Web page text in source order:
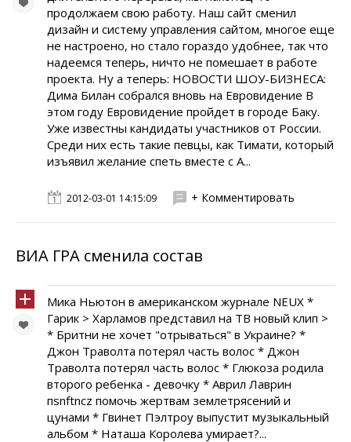
продолжаем свою работу. Наш сайт сменил
дизайн и систему управления сайтом, многое еще
не настроено, но стало гораздо удобнее, так что
надеемся теперь, ничто не помешает в работе
проекта. Ну а теперь: НОВОСТИ ШОУ-БИЗНЕСА:
Дима Билан собрался вновь на Евровидение В
этом году Евровидение пройдет в городе Баку.
Уже известны кандидаты участников от России.
Среди них есть такие певцы, как Тимати, который
изъявил желание спеть вместе с А...
2012-03-01 14:15:09 + Комментировать
ВИА ГРА сменила состав
Мика Ньютон в американском журнале NEUX *
Гарик > Харламов представил на ТВ новый клип >
* Бритни не хочет "отрываться" в Украине? *
Джон Траволта потерял часть волос * Джон
Траволта потерял часть волос * Глюкоза родила
второго ребенка - девочку * Аврил Лаврин
пsnftncz помочь жертвам землетрясений и
цунами * Гвинет Пэлтроу выпустит музыкальный
альбом * Наташа Королева умирает?...